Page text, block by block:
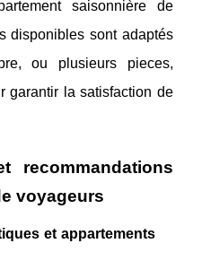
saisonnière de
disponibles sont adaptés
ou plusieurs pieces,
garantir la satisfaction de
recommandations
voyageurs
et appartements